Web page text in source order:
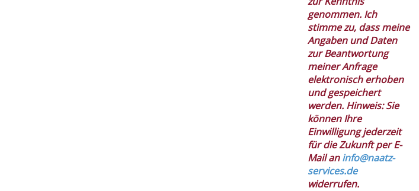
genommen. Ich
stimme zu, dass meine
Angaben und Daten
zur Beantwortung
meiner Anfrage
elektronisch erhoben
und gespeichert
werden. Hinweis: Sie
können Ihre
Einwilligung jederzeit
für die Zukunft per E-
Mail aninfo@naatz-
services.de
widerrufen.